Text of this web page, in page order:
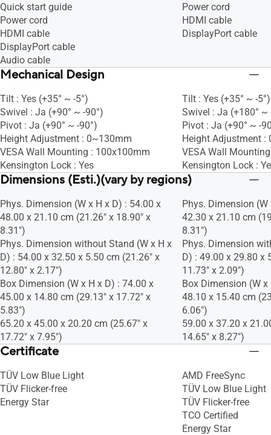
Quick start guide
Power cord
HDMI cable
DisplayPort cable
Audio cable
Power cord
HDMI cable
DisplayPort cable
Mechanical Design
Tilt : Yes (+35° ~ -5°)
Swivel : Ja (+90° ~ -90°)
Pivot : Ja (+90° ~ -90°)
Height Adjustment : 0~130mm
VESA Wall Mounting : 100x100mm
Kensington Lock : Yes
Tilt : Yes (+35° ~ -5°)
Swivel : Ja (+180° ~
Pivot : Ja (+90° ~ -
Height Adjustment :
VESA Wall
Kensington Lock :
Dimensions (Esti.)(vary by regions)
Phys. Dimension (W x H x D) : 54.00 x
48.00 x 21.10 cm (21.26" x 18.90" x
8.31")
Phys. Dimension without Stand (W x H x
D) : 54.00 x 32.50 x 5.50 cm (21.26" x
12.80" x 2.17")
Box Dimension (W x H x D) : 74.00 x
45.00 x 14.80 cm (29.13" x 17.72" x
5.83")
65.20 x 45.00 x 20.20 cm (25.67" x
17.72" x 7.95")
Phys. Dimension
42.30 x 21.10 cm
8.31")
Phys. Dimension
D) : 49.00 x 29.80 x
11.73" x 2.09")
Box Dimension (W
48.10 x 15.40 cm
6.06")
59.00 x 37.20 x
14.65" x 8.27")
Certificate
TÜV Low Blue Light
TÜV Flicker-free
Energy Star
AMD FreeSync
TÜV Low Blue Light
TÜV Flicker-free
TCO Certified
Energy Star